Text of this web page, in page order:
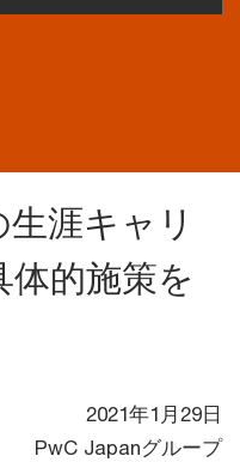
涯キャリ
的施策を
2021年1月29日
PwC Japanグループ